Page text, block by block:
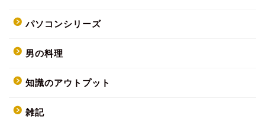
パソコンシリーズ
男の料理
知識のアウトプット
雑記